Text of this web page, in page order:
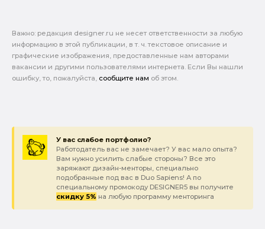
Важно: pедакция designer.ru не несет ответственности за любую
информацию в этой публикации, в т. ч. текстовое описание и
графические изображения, предоставленные нам авторами
вакансии и другими пользователями интернета. Если Вы нашли
ошибку, то, пожалуйста, сообщите нам об этом.
У вас слабое портфолио?
Работодатель вас не замечает? У вас мало опыта?
Вам нужно усилить слабые стороны? Все это
заряжают дизайн-менторы, специально
подобранные под вас в Duo Sapiens! А по
специальному промокоду DESIGNER5 вы получите
скидку 5% на любую программу менторинга